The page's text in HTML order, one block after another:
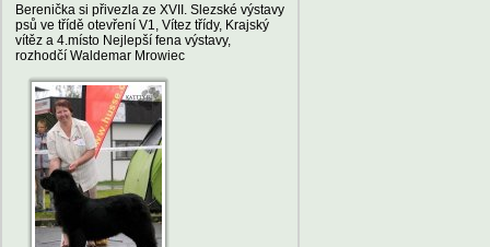
Berenička si přivezla ze XVII. Slezské výstavy
psů ve třídě otevření V1, Vítez třídy, Krajský
vítěz a 4.místo Nejlepší fena výstavy,
rozhodčí Waldemar Mrowiec